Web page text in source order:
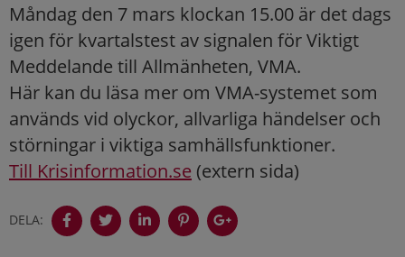
Måndag den 7 mars klockan 15.00 är det dags
igen för kvartalstest av signalen för Viktigt
Meddelande till Allmänheten, VMA.
Här kan du läsa mer om VMA-systemet som
används vid olyckor, allvarliga händelser och
störningar i viktiga samhällsfunktioner.
Till Krisinformation.se (extern sida)
DELA: